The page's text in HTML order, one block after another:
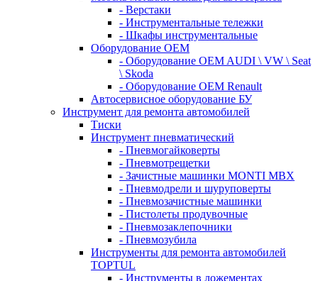
- Верстаки
- Инструментальные тележки
- Шкафы инструментальные
Оборудование OEM
- Оборудование OEM AUDI \ VW \ Seat
\ Skoda
- Оборудование OEM Renault
Автосервисное оборудование БУ
Инструмент для ремонта автомобилей
Тиски
Инструмент пневматический
- Пневмогайковерты
- Пневмотрещетки
- Зачистные машинки MONTI MBX
- Пневмодрели и шуруповерты
- Пневмозачистные машинки
- Пистолеты продувочные
- Пневмозаклепочники
- Пневмозубила
Инструменты для ремонта автомобилей
TOPTUL
- Инструменты в ложементах